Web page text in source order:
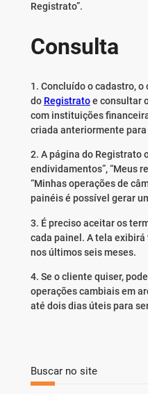
Registrato”.
Consulta
1. Concluído o cadastro,
do Registratoe consultar
com instituições
criada anteriormente
2. A página do Registrato
endividamentos”, “Meus
“Minhas operações de
painéis é possível gerar
3. É preciso aceitar os
cada painel. A tela
nos últimos seis meses.
4. Se o cliente quiser,
operações cambiais em
até dois dias úteis para
Buscar no site